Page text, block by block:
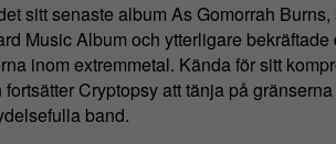
sitt senaste album As Gomorrah
Music Album och ytterligare
inom extremmetal. Kända för sitt
Cryptopsy att tänja på
band.